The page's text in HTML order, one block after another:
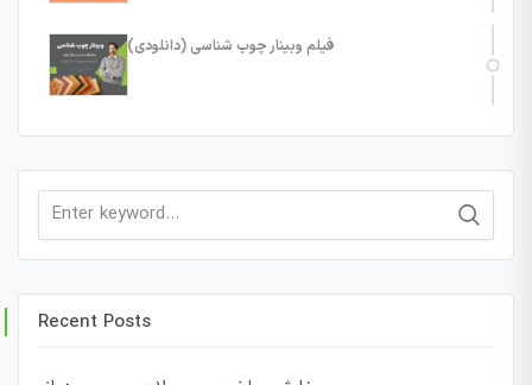
فیلم وبینار چوب شناسی (دانلودی)
Search
Recent Posts